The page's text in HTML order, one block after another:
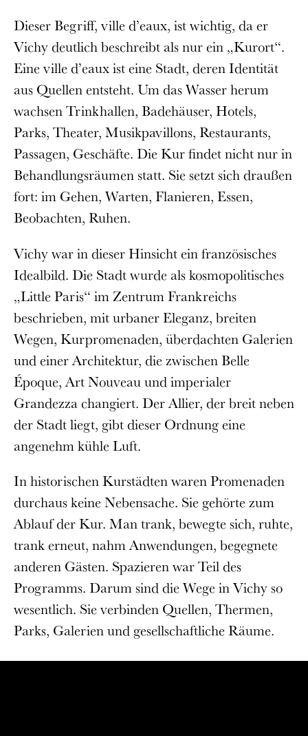
Dieser Begriff, ville d’eaux, ist wichtig, da er
Vichy deutlich beschreibt als nur ein „Kurort“.
Eine ville d’eaux ist eine Stadt, deren Identität
aus Quellen entsteht. Um das Wasser herum
wachsen Trinkhallen, Badehäuser, Hotels,
Parks, Theater, Musikpavillons, Restaurants,
Passagen, Geschäfte. Die Kur findet nicht nur in
Behandlungsräumen statt. Sie setzt sich draußen
fort: im Gehen, Warten, Flanieren, Essen,
Beobachten, Ruhen.
Vichy war in dieser Hinsicht ein französisches
Idealbild. Die Stadt wurde als kosmopolitisches
„Little Paris“ im Zentrum Frankreichs
beschrieben, mit urbaner Eleganz, breiten
Wegen, Kurpromenaden, überdachten Galerien
und einer Architektur, die zwischen Belle
Époque, Art Nouveau und imperialer
Grandezza changiert. Der Allier, der breit neben
der Stadt liegt, gibt dieser Ordnung eine
angenehm kühle Luft.
In historischen Kurstädten waren Promenaden
durchaus keine Nebensache. Sie gehörte zum
Ablauf der Kur. Man trank, bewegte sich, ruhte,
trank erneut, nahm Anwendungen, begegnete
anderen Gästen. Spazieren war Teil des
Programms. Darum sind die Wege in Vichy so
wesentlich. Sie verbinden Quellen, Thermen,
Parks, Galerien und gesellschaftliche Räume.